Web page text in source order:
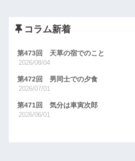
コラム新着
第473回 天草の宿でのこと
2026/08/04
第472回 男同士での夕食
2026/07/01
第471回 気分は車寅次郎
2026/06/01